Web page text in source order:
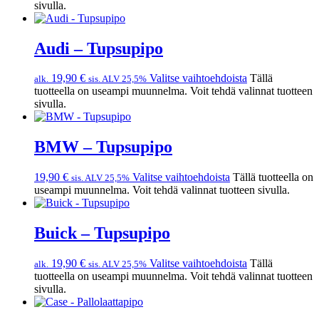
sivulla.
Audi – Tupsupipo
alk. 19,90 € sis. ALV 25,5% Valitse vaihtoehdoista Tällä
tuotteella on useampi muunnelma. Voit tehdä valinnat tuotteen
sivulla.
BMW – Tupsupipo
19,90 € sis. ALV 25,5% Valitse vaihtoehdoista Tällä tuotteella on
useampi muunnelma. Voit tehdä valinnat tuotteen sivulla.
Buick – Tupsupipo
alk. 19,90 € sis. ALV 25,5% Valitse vaihtoehdoista Tällä
tuotteella on useampi muunnelma. Voit tehdä valinnat tuotteen
sivulla.